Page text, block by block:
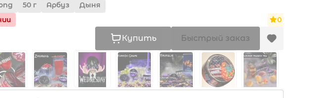
50 г Арбуз
Дыня
0
Купить Быстрый заказ